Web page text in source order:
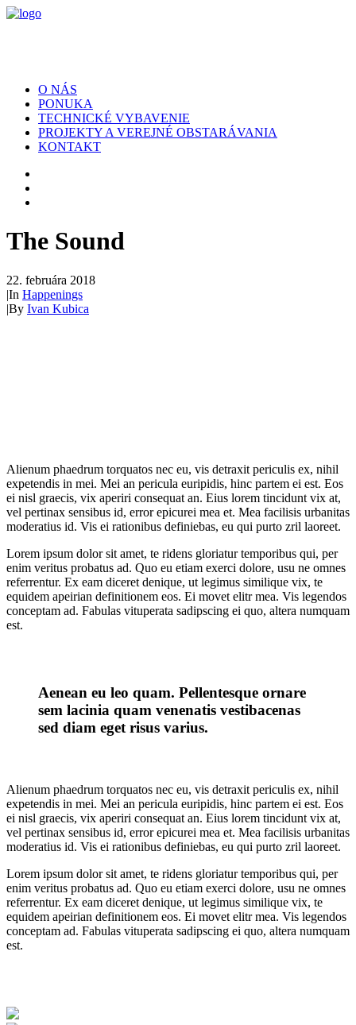
O NÁS
PONUKA
TECHNICKÉ VYBAVENIE
PROJEKTY A VEREJNÉ OBSTARÁVANIA
KONTAKT
The Sound
22. februára 2018
|In Happenings
|By Ivan Kubica
Alienum phaedrum torquatos nec eu, vis detraxit periculis ex, nihil
expetendis in mei. Mei an pericula euripidis, hinc partem ei est. Eos
ei nisl graecis, vix aperiri consequat an. Eius lorem tincidunt vix at,
vel pertinax sensibus id, error epicurei mea et. Mea facilisis urbanitas
moderatius id. Vis ei rationibus definiebas, eu qui purto zril laoreet.
Lorem ipsum dolor sit amet, te ridens gloriatur temporibus qui, per
enim veritus probatus ad. Quo eu etiam exerci dolore, usu ne omnes
referrentur. Ex eam diceret denique, ut legimus similique vix, te
equidem apeirian definitionem eos. Ei movet elitr mea. Vis legendos
conceptam ad. Fabulas vituperata sadipscing ei quo, altera numquam
est.
Aenean eu leo quam. Pellentesque ornare
sem lacinia quam venenatis vestibacenas
sed diam eget risus varius.
Alienum phaedrum torquatos nec eu, vis detraxit periculis ex, nihil
expetendis in mei. Mei an pericula euripidis, hinc partem ei est. Eos
ei nisl graecis, vix aperiri consequat an. Eius lorem tincidunt vix at,
vel pertinax sensibus id, error epicurei mea et. Mea facilisis urbanitas
moderatius id. Vis ei rationibus definiebas, eu qui purto zril laoreet.
Lorem ipsum dolor sit amet, te ridens gloriatur temporibus qui, per
enim veritus probatus ad. Quo eu etiam exerci dolore, usu ne omnes
referrentur. Ex eam diceret denique, ut legimus similique vix, te
equidem apeirian definitionem eos. Ei movet elitr mea. Vis legendos
conceptam ad. Fabulas vituperata sadipscing ei quo, altera numquam
est.